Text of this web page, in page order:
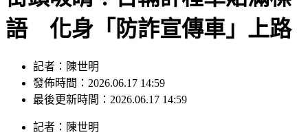
街頭吸睛！百輛計程車貼滿標
語 化身「防詐宣傳車」上路
記者：陳世明
發佈時間：2026.06.17 14:59